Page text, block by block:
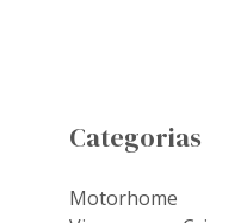
Categorias
Motorhome